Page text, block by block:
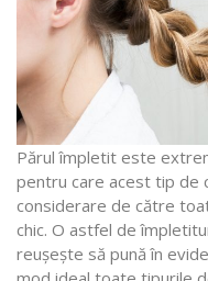
Părul împletit este
pentru care acest tip de
considerare de către
chic. O astfel de
reușește să pună în